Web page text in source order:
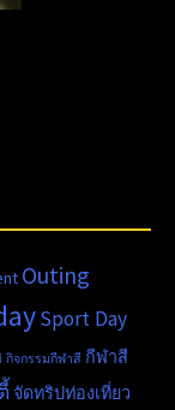
Outing
Sport Day
กิจกรรมกีฬาสี กีฬาสี
จัดทริปท่องเที่ยว